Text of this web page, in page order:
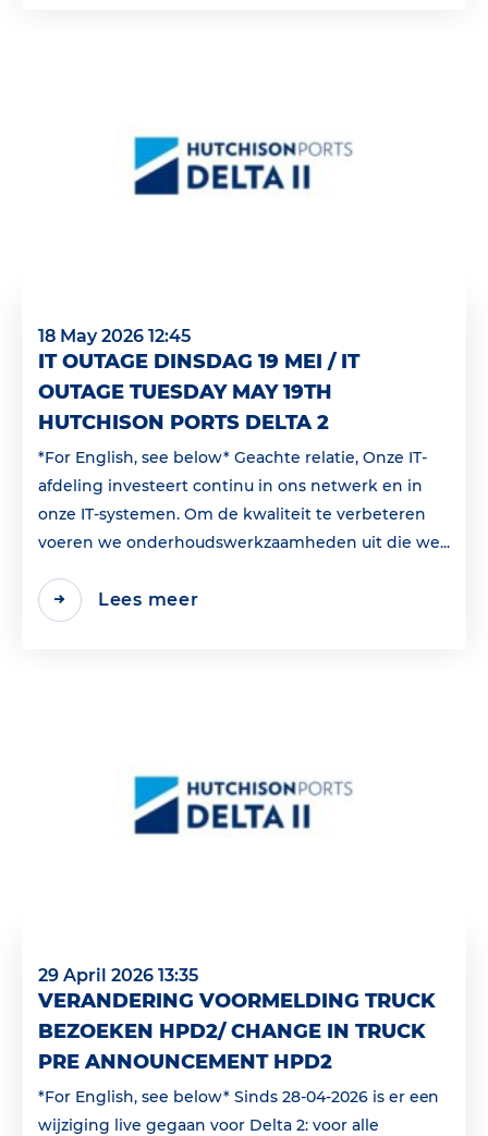
18 May 2026 12:45
IT OUTAGE DINSDAG 19 MEI / IT
OUTAGE TUESDAY MAY 19TH
HUTCHISON PORTS DELTA 2
*For English, see below* Geachte relatie, Onze IT-
afdeling investeert continu in ons netwerk en in
onze IT-systemen. Om de kwaliteit te verbeteren
voeren we onderhoudswerkzaamheden uit die we...
Lees meer
29 April 2026 13:35
VERANDERING VOORMELDING TRUCK
BEZOEKEN HPD2/ CHANGE IN TRUCK
PRE ANNOUNCEMENT HPD2
*For English, see below* Sinds 28-04-2026 is er een
wijziging live gegaan voor Delta 2: voor alle